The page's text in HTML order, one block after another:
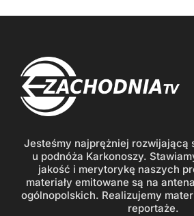
Jesteśmy najprężniej rozwijającą
u podnóża Karkonoszy.
jakość i merytorykę naszych
materiały emitowane są na
ogólnopolskich. Realizujemy
reportaże.